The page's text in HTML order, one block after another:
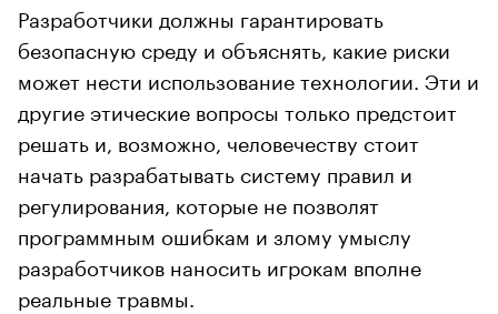
Разработчики должны гарантировать
безопасную среду и объяснять, какие риски
может нести использование технологии. Эти и
другие этические вопросы только предстоит
решать и, возможно, человечеству стоит
начать разрабатывать систему правил и
регулирования, которые не позволят
программным ошибкам и злому умыслу
разработчиков наносить игрокам вполне
реальные травмы.